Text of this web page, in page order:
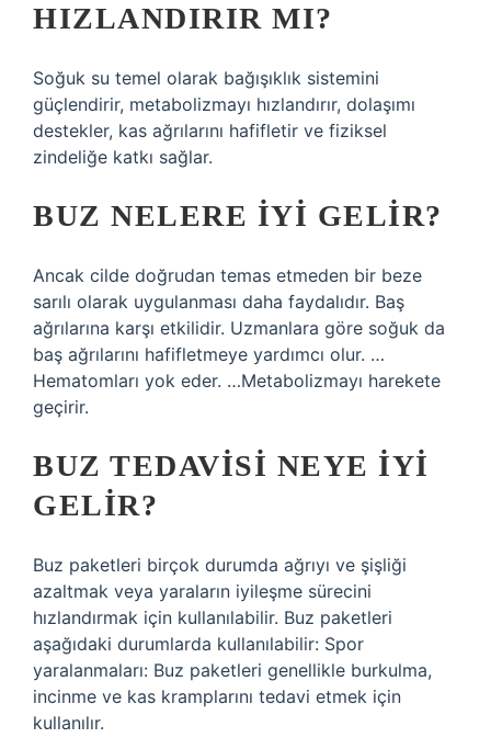
HIZLANDIRIR MI?
Soğuk su temel olarak bağışıklık sistemini
güçlendirir, metabolizmayı hızlandırır, dolaşımı
destekler, kas ağrılarını hafifletir ve fiziksel
zindeliğe katkı sağlar.
BUZ NELERE IYI GELIR?
Ancak cilde doğrudan temas etmeden bir beze
sarılı olarak uygulanması daha faydalıdır. Baş
ağrılarına karşı etkilidir. Uzmanlara göre soğuk da
baş ağrılarını hafifletmeye yardımcı olur. …
Hematomları yok eder. …Metabolizmayı harekete
geçirir.
BUZ TEDAVISI NEYE IYI
GELIR?
Buz paketleri birçok durumda ağrıyı ve şişliği
azaltmak veya yaraların iyileşme sürecini
hızlandırmak için kullanılabilir. Buz paketleri
aşağıdaki durumlarda kullanılabilir: Spor
yaralanmaları: Buz paketleri genellikle burkulma,
incinme ve kas kramplarını tedavi etmek için
kullanılır.